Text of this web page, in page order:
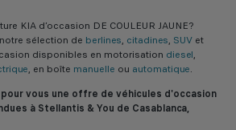
KIA d’occasion DE COULEUR JAUNE?
sélection de berlines, citadines, SUV et
disponibles en motorisation diesel,
, en boîte manuelle ou automatique.
vous une offre de véhicules d'occasion
à Stellantis & You de Casablanca,